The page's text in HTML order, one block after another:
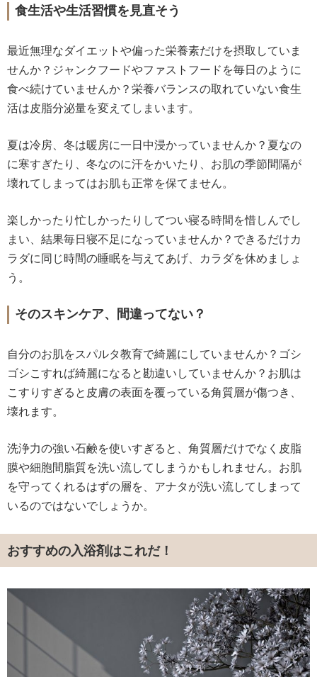
食生活や生活習慣を見直そう
最近無理なダイエットや偏った栄養素だけを摂取していま
せんか？ジャンクフードやファストフードを毎日のように
食べ続けていませんか？栄養バランスの取れていない食生
活は皮脂分泌量を変えてしまいます。
夏は冷房、冬は暖房に一日中浸かっていませんか？夏なの
に寒すぎたり、冬なのに汗をかいたり、お肌の季節間隔が
壊れてしまってはお肌も正常を保てません。
楽しかったり忙しかったりしてつい寝る時間を惜しんでし
まい、結果毎日寝不足になっていませんか？できるだけカ
ラダに同じ時間の睡眠を与えてあげ、カラダを休めましょ
う。
そのスキンケア、間違ってない？
自分のお肌をスパルタ教育で綺麗にしていませんか？ゴシ
ゴシこすれば綺麗になると勘違いしていませんか？お肌は
こすりすぎると皮膚の表面を覆っている角質層が傷つき、
壊れます。
洗浄力の強い石鹸を使いすぎると、角質層だけでなく皮脂
膜や細胞間脂質を洗い流してしまうかもしれません。お肌
を守ってくれるはずの層を、アナタが洗い流してしまって
いるのではないでしょうか。
おすすめの入浴剤はこれだ！